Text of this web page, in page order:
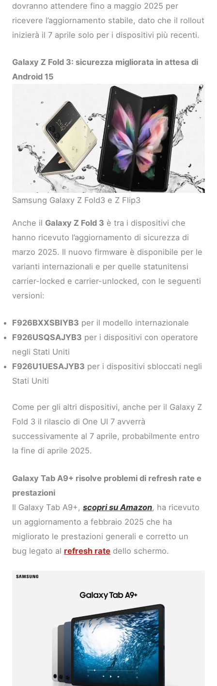
dovranno attendere fino a maggio 2025 per
ricevere l’aggiornamento stabile, dato che il rollout
inizierà il 7 aprile solo per i dispositivi più recenti.
Galaxy Z Fold 3: sicurezza migliorata in attesa di
Android 15
Samsung Galaxy Z Fold3 e Z Flip3
Anche il Galaxy Z Fold 3 è tra i dispositivi che
hanno ricevuto l’aggiornamento di sicurezza di
marzo 2025. Il nuovo firmware è disponibile per le
varianti internazionali e per quelle statunitensi
carrier-locked e carrier-unlocked, con le seguenti
versioni:
F926BXXSBIYB3 per il modello internazionale
F926USQSAJYB3 per i dispositivi con operatore
negli Stati Uniti
F926U1UESAJYB3 per i dispositivi sbloccati negli
Stati Uniti
Come per gli altri dispositivi, anche per il Galaxy Z
Fold 3 il rilascio di One UI 7 avverrà
successivamente al 7 aprile, probabilmente entro
la fine di aprile 2025.
Galaxy Tab A9+ risolve problemi di refresh rate e
prestazioni
Il Galaxy Tab A9+,scopri su Amazon, ha ricevuto
un aggiornamento a febbraio 2025 che ha
migliorato le prestazioni generali e corretto un
bug legato al refresh rate dello schermo.